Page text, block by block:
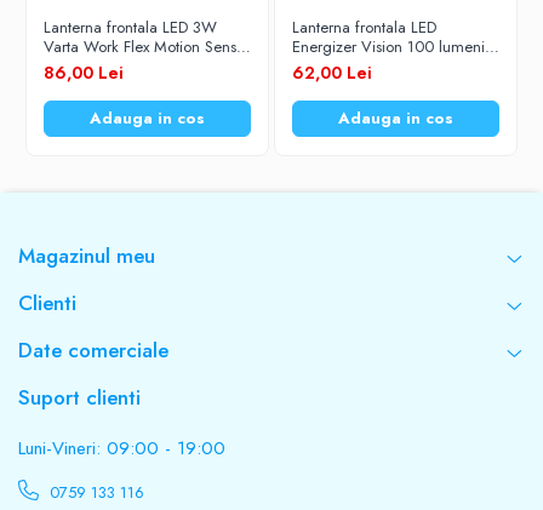
Lanterna frontala LED 3W
Varta Work Flex Motion Sensor
H20 18648 cu 3 baterii AAA
86,00 Lei
Adauga in cos
Lanterna frontala LED
Energizer Vision 100 lumeni
cu 3 baterii AAA
62,00 Lei
Adauga in cos
Magazinul meu
Clienti
Date comerciale
Suport clienti
Luni-Vineri: 09:00 - 19:00
0759 133 116